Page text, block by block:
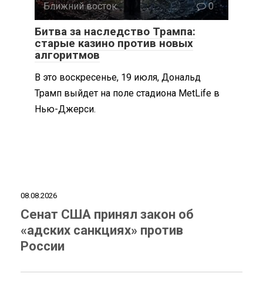
Ближний восток 0
Битва за наследство Трампа:
старые казино против новых
алгоритмов
В это воскресенье, 19 июля, Дональд
Трамп выйдет на поле стадиона MetLife в
Нью-Джерси.
08.08.2026
Сенат США принял закон об
«адских санкциях» против
России